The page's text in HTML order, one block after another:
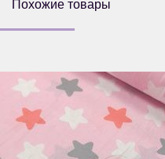
Похожие товары